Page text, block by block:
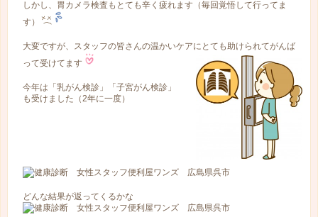
しかし、胃カメラ検査もとても辛く疲れます（毎回覚悟して行ってま
す）
大変ですが、スタッフの皆さんの温かいケアにとても助けられてがんば
って受けてます
今年は「乳がん検診」「子宮がん検診」
も受けました（2年に一度）
どんな結果が返ってくるかな